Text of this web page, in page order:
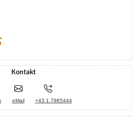
Kontakt
eMail +43 1 7965444